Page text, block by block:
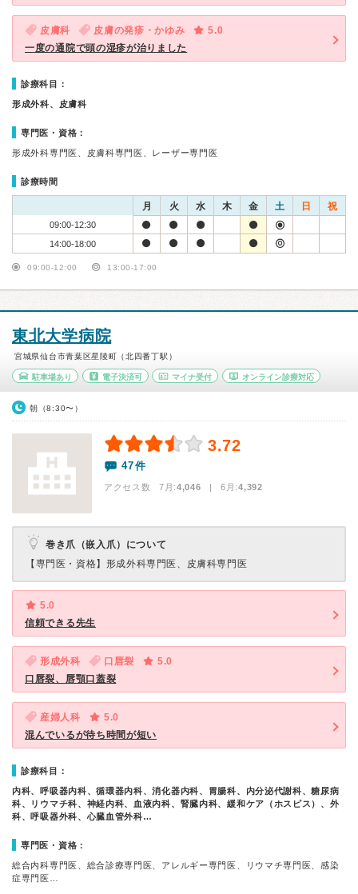
皮膚科 皮膚の発疹・かゆみ
5.0
一度の通院で頭の湿疹が治りました
診療科目：
形成外科、皮膚科
専門医・資格：
形成外科専門医、皮膚科専門医、レーザー専門医
診療時間
月 火 水 木 金 土 日 祝
09:00-12:30
14:00-18:00
09:00-12:00 13:00-17:00
東北大学病院
宮城県仙台市青葉区星陵町（北四番丁駅）
駐車場あり 電子決済可 マイナ受付 オンライン診療対応
朝（8:30〜）
3.72
47件
アクセス数 7月:4,046 | 6月:4,392
巻き爪（嵌入爪）について
【専門医・資格】 形成外科専門医、皮膚科専門医
5.0
信頼できる先生
形成外科 口唇裂
5.0
口唇裂、唇顎口蓋裂
産婦人科
5.0
混んでいるが待ち時間が短い
診療科目：
内科、呼吸器内科、循環器内科、消化器内科、胃腸科、内分泌代謝科、糖尿病
科、リウマチ科、神経内科、血液内科、腎臓内科、緩和ケア（ホスピス）、外
科、呼吸器外科、心臓血管外科…
専門医・資格：
総合内科専門医、総合診療専門医、アレルギー専門医、リウマチ専門医、感染
症専門医…